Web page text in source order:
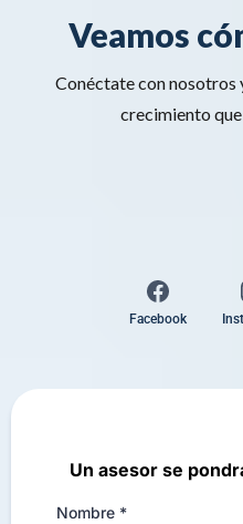
Veamos
Conéctate con nosotros
crecimiento
Facebook
Un asesor se
Nombre *